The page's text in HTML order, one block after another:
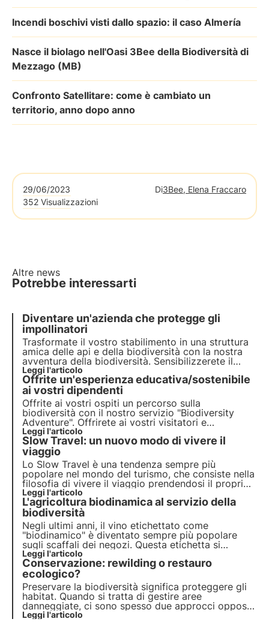
Incendi boschivi visti dallo spazio: il caso Almería
Nasce il biolago nell'Oasi 3Bee della Biodiversità di
Mezzago (MB)
Confronto Satellitare: come è cambiato un
territorio, anno dopo anno
29/06/2023 Di3Bee, Elena Fraccaro
352 Visualizzazioni
Altre news
Potrebbe interessarti
Diventare un'azienda che protegge gli
impollinatori
Trasformate il vostro stabilimento in una struttura
amica delle api e della biodiversità con la nostra
avventura della biodiversità. Sensibilizzerete il
personale e i visitatori sull'importanza di
preservare la biodiversità.
Leggi l'articolo
Offrite un'esperienza educativa/sostenibile
ai vostri dipendenti
Offrite ai vostri ospiti un percorso sulla
biodiversità con il nostro servizio "Biodiversity
Adventure". Offrirete ai vostri visitatori e
dipendenti un'esperienza unica, sensibilizzando al
contempo sull'importanza degli impollinatori.
Leggi l'articolo
Slow Travel: un nuovo modo di vivere il
viaggio
Lo Slow Travel è una tendenza sempre più
popolare nel mondo del turismo, che consiste nella
filosofia di vivere il viaggio prendendosi il proprio
tempo. Approfondisci il trend in questo articolo,
scopri lo Slow Travel in Italia e la relazione tra
Slow Travel e biodiversità.
Leggi l'articolo
L'agricoltura biodinamica al servizio della
biodiversità
Negli ultimi anni, il vino etichettato come
"biodinamico" è diventato sempre più popolare
sugli scaffali dei negozi. Questa etichetta si
riferisce a una pratica agricola più rispettosa della
biodiversità. Scoprite di più sulla biodinamica e i
suoi segreti in questo articolo.
Leggi l'articolo
Conservazione: rewilding o restauro
ecologico?
Preservare la biodiversità significa proteggere gli
habitat. Quando si tratta di gestire aree
danneggiate, ci sono spesso due approcci opposti:
il rewilding e il ripristino ecologico. Perché questi
Leggi l'articolo